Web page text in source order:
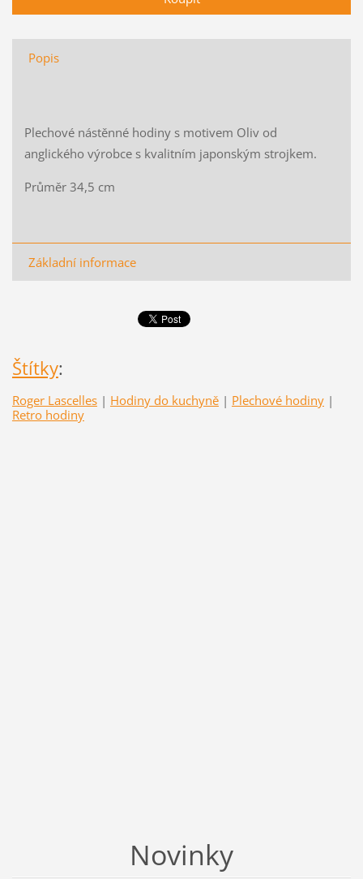
Popis
Plechové nástěnné hodiny s motivem Oliv od
anglického výrobce s kvalitním japonským strojkem.
Průměr 34,5 cm
Základní informace
Štítky:
Roger Lascelles | Hodiny do kuchyně | Plechové hodiny |
Retro hodiny
Novinky